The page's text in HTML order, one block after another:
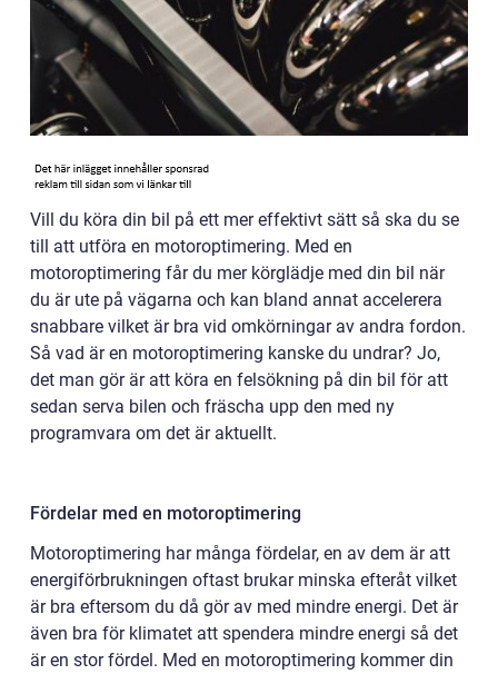
Vill du köra din bil på ett mer effektivt sätt så ska du se
till att utföra en motoroptimering. Med en
motoroptimering får du mer körglädje med din bil när
du är ute på vägarna och kan bland annat accelerera
snabbare vilket är bra vid omkörningar av andra fordon.
Så vad är en motoroptimering kanske du undrar? Jo,
det man gör är att köra en felsökning på din bil för att
sedan serva bilen och fräscha upp den med ny
programvara om det är aktuellt.
Fördelar med en motoroptimering
Motoroptimering har många fördelar, en av dem är att
energiförbrukningen oftast brukar minska efteråt vilket
är bra eftersom du då gör av med mindre energi. Det är
även bra för klimatet att spendera mindre energi så det
är en stor fördel. Med en motoroptimering kommer din